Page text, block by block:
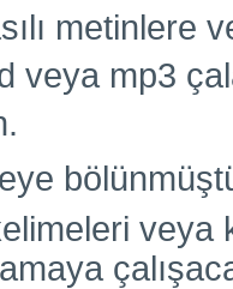
metinlere
veya mp3
veya